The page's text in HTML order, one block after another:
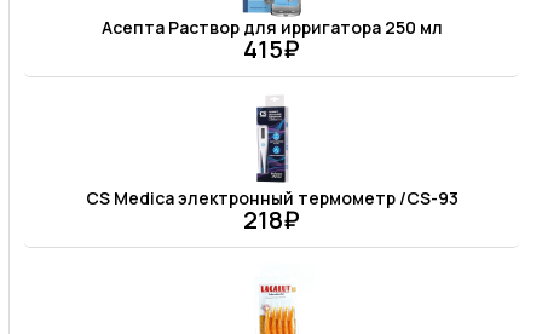
Асепта Раствор для ирригатора 250 мл
415₽
CS Medica электронный термометр /CS-93
218₽